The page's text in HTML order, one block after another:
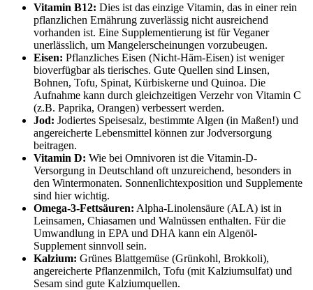
Vitamin B12: Dies ist das einzige Vitamin, das in einer rein
pflanzlichen Ernährung zuverlässig nicht ausreichend
vorhanden ist. Eine Supplementierung ist für Veganer
unerlässlich, um Mangelerscheinungen vorzubeugen.
Eisen: Pflanzliches Eisen (Nicht-Häm-Eisen) ist weniger
bioverfügbar als tierisches. Gute Quellen sind Linsen,
Bohnen, Tofu, Spinat, Kürbiskerne und Quinoa. Die
Aufnahme kann durch gleichzeitigen Verzehr von Vitamin C
(z.B. Paprika, Orangen) verbessert werden.
Jod: Jodiertes Speisesalz, bestimmte Algen (in Maßen!) und
angereicherte Lebensmittel können zur Jodversorgung
beitragen.
Vitamin D: Wie bei Omnivoren ist die Vitamin-D-
Versorgung in Deutschland oft unzureichend, besonders in
den Wintermonaten. Sonnenlichtexposition und Supplemente
sind hier wichtig.
Omega-3-Fettsäuren: Alpha-Linolensäure (ALA) ist in
Leinsamen, Chiasamen und Walnüssen enthalten. Für die
Umwandlung in EPA und DHA kann ein Algenöl-
Supplement sinnvoll sein.
Kalzium: Grünes Blattgemüse (Grünkohl, Brokkoli),
angereicherte Pflanzenmilch, Tofu (mit Kalziumsulfat) und
Sesam sind gute Kalziumquellen.